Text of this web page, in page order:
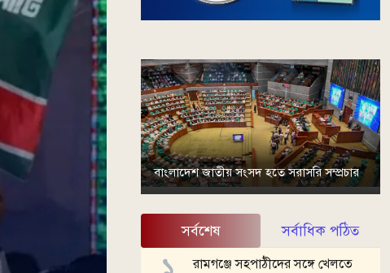
বাংলাদেশ জাতীয় সংসদ হতে সরাসরি সম্প্রচার
সর্বশেষ সর্বাধিক পঠিত
রামগঞ্জে সহপাঠীদের সঙ্গে খেলতে